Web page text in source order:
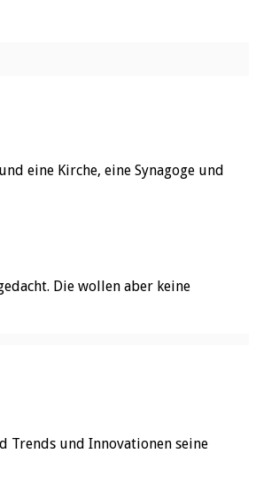
eine Kirche, eine Synagoge und
Die wollen aber keine
Trends und Innovationen seine